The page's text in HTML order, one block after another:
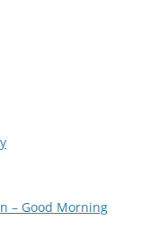
– Good Morning